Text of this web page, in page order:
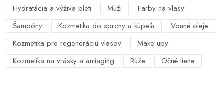
Hydratácia a výživa pleti
Muži
Farby na vlasy
Šampóny
Kozmetika do sprchy a kúpeľa
Vonné oleje
Kozmetika pre regeneráciu vlasov
Make upy
Kozmetika na vrásky a antiaging
Rúže Očné tiene